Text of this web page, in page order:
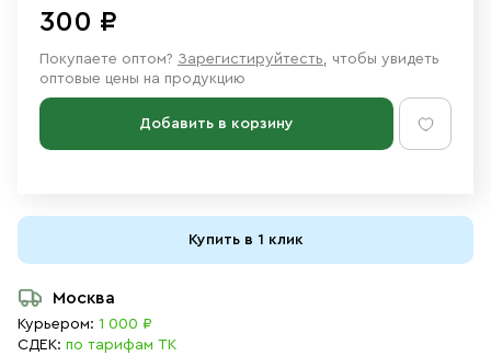
300 ₽
Покупаете оптом? Зарегистируйтесть, чтобы увидеть
оптовые цены на продукцию
Добавить в корзину
Купить в 1 клик
Москва
Курьером: 1 000 ₽
СДЕК: по тарифам ТК